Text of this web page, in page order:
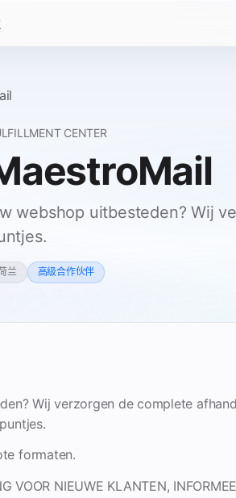
CENTER
webshop uitbesteden? Wij
兰 高级合作伙伴
Wij verzorgen de complete
formaten.
VOOR NIEUWE KLANTEN,